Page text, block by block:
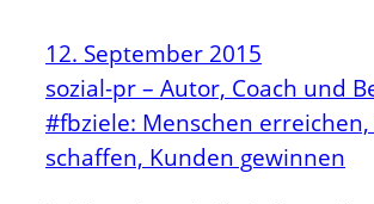
12. September 2015
sozial-pr – Autor, Coach und
#fbziele: Menschen erreichen,
schaffen, Kunden gewinnen